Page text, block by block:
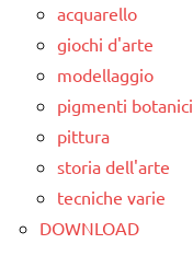
SCIENZE
scienze:
astronomia
scienze:
fisica e
chimica
TUTTI GLI
dettati
/
scienze
dettati
ortografici
GEOGRAFIA
ortografici
GEOGRAFIA
LINGUAGGIO
TUTTI GLI
acquarello
giochi d'arte
modellaggio
pigmenti botanici
pittura
storia dell'arte
tecniche varie
DOWNLOAD